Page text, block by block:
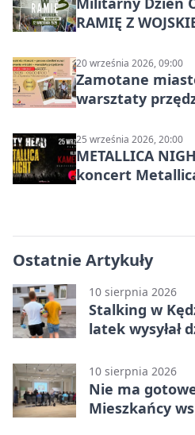
RAMIĘ Z
20 września 2026, 09:00
Zamotane
warsztaty
25 września 2026, 20:00
METALLICA
koncert
Ostatnie Artykuły
10 sierpnia 2026
Stalking w
latek wysyłał
10 sierpnia 2026
Nie ma
Mieszkańcy